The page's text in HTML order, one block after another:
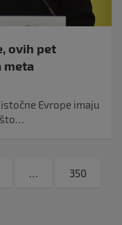
ovih pet
meta
Evrope imaju
što…
… 350